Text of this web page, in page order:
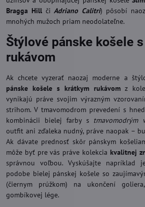
Bragga HillčiAdriano Calitri) pôsobí
mnohých mužoch priam neodolateľne.
Štýlové pánske košele
rukávom
Ak chcete vyzerať naozaj moderne a
pánske košele s krátkym rukávomz
vynikajú práve svojim výrazným
strihom. V tmavomodrom prevedení s
kombinácii bielej farby s tmavomodrým
outfit ani zďaleka nudný, práve naopak –
Ak dávate prednosť skôr pánskym
môže byť pre vás práve kolekcia kvalitnej
správnou voľbou. Vyskúšajte napríklad
podobe bielej pánskej košele so
(čiernym prúžkom) na ukončení
gombíkovej lége.